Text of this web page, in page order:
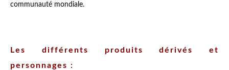
communauté mondiale.
Les différents produits dérivés et
personnages :